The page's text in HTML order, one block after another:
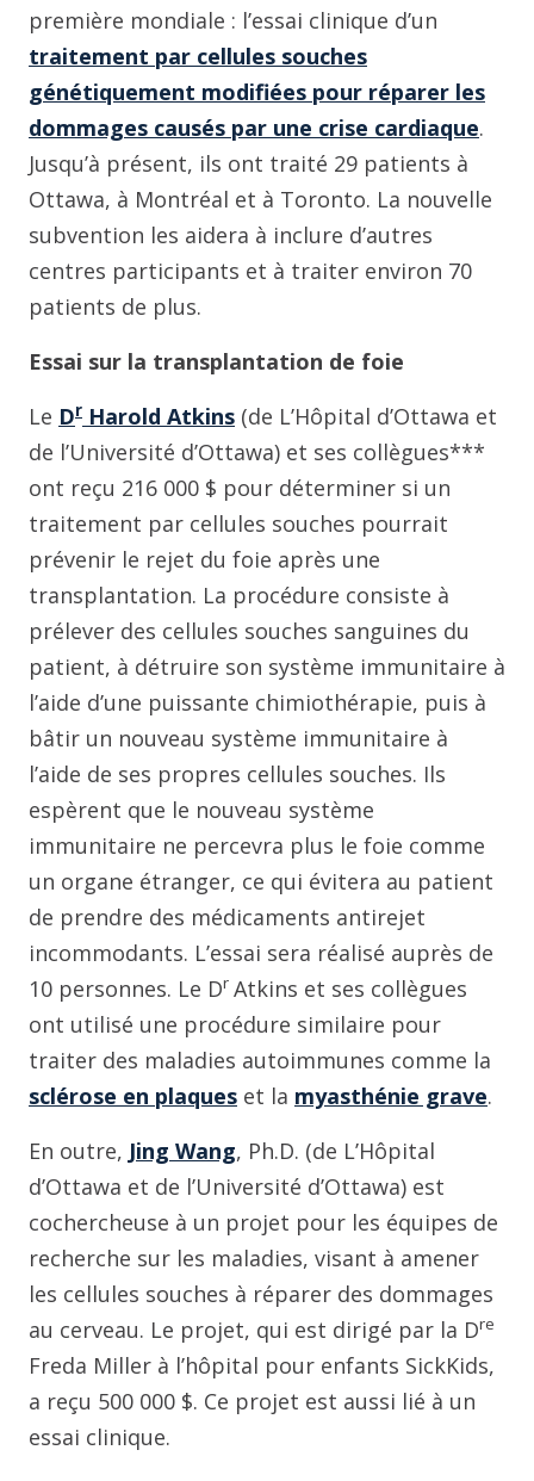
première mondiale : l’essai clinique d’un
traitement par cellules souches
génétiquement modifiées pour réparer les
dommages causés par une crise cardiaque.
Jusqu’à présent, ils ont traité 29 patients à
Ottawa, à Montréal et à Toronto. La nouvelle
subvention les aidera à inclure d’autres
centres participants et à traiter environ 70
patients de plus.
Essai sur la transplantation de foie
Le Dr Harold Atkins (de L’Hôpital d’Ottawa et
de l’Université d’Ottawa) et ses collègues***
ont reçu 216 000 $ pour déterminer si un
traitement par cellules souches pourrait
prévenir le rejet du foie après une
transplantation. La procédure consiste à
prélever des cellules souches sanguines du
patient, à détruire son système immunitaire à
l’aide d’une puissante chimiothérapie, puis à
bâtir un nouveau système immunitaire à
l’aide de ses propres cellules souches. Ils
espèrent que le nouveau système
immunitaire ne percevra plus le foie comme
un organe étranger, ce qui évitera au patient
de prendre des médicaments antirejet
incommodants. L’essai sera réalisé auprès de
10 personnes. Le Dr Atkins et ses collègues
ont utilisé une procédure similaire pour
traiter des maladies autoimmunes comme la
sclérose en plaques et la myasthénie grave.
En outre, Jing Wang, Ph.D. (de L’Hôpital
d’Ottawa et de l’Université d’Ottawa) est
cochercheuse à un projet pour les équipes de
recherche sur les maladies, visant à amener
les cellules souches à réparer des dommages
au cerveau. Le projet, qui est dirigé par la Dre
Freda Miller à l’hôpital pour enfants SickKids,
a reçu 500 000 $. Ce projet est aussi lié à un
essai clinique.